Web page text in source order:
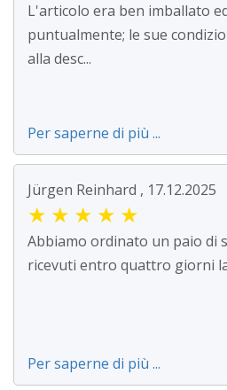
L'articolo era ben imballato
puntualmente; le sue
alla desc...
Per saperne di più ...
Jürgen Reinhard , 17.12.2025
★ ★ ★ ★ ★
Abbiamo ordinato un paio di
ricevuti entro quattro giorni
Per saperne di più ...